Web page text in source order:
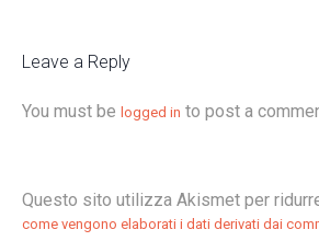
Leave a Reply
You must be logged in to post a
Questo sito utilizza Akismet per
come vengono elaborati i dati derivati dai